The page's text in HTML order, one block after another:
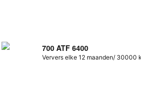
700 ATF 6400
Ververs elke 12 maanden/ 30000